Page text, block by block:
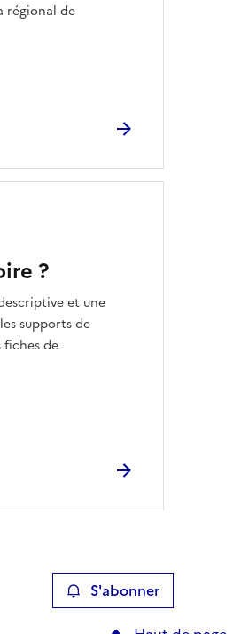
régional de
?
et une
supports de
fiches de
S'abonner